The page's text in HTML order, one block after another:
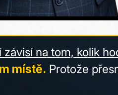
na tom, kolik
místě. Protože